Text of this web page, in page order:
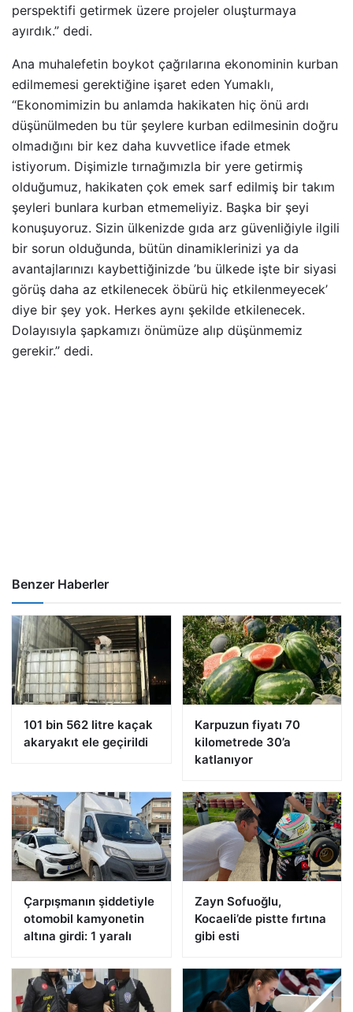
perspektifi getirmek üzere projeler oluşturmaya
ayırdık.” dedi.
Ana muhalefetin boykot çağrılarına ekonominin kurban
edilmemesi gerektiğine işaret eden Yumaklı,
“Ekonomimizin bu anlamda hakikaten hiç önü ardı
düşünülmeden bu tür şeylere kurban edilmesinin doğru
olmadığını bir kez daha kuvvetlice ifade etmek
istiyorum. Dişimizle tırnağımızla bir yere getirmiş
olduğumuz, hakikaten çok emek sarf edilmiş bir takım
şeyleri bunlara kurban etmemeliyiz. Başka bir şeyi
konuşuyoruz. Sizin ülkenizde gıda arz güvenliğiyle ilgili
bir sorun olduğunda, bütün dinamiklerinizi ya da
avantajlarınızı kaybettiğinizde ’bu ülkede işte bir siyasi
görüş daha az etkilenecek öbürü hiç etkilenmeyecek’
diye bir şey yok. Herkes aynı şekilde etkilenecek.
Dolayısıyla şapkamızı önümüze alıp düşünmemiz
gerekir.” dedi.
Benzer Haberler
101 bin 562 litre kaçak
akaryakıt ele geçirildi
Karpuzun fiyatı 70
kilometrede 30’a
katlanıyor
Çarpışmanın şiddetiyle
otomobil kamyonetin
altına girdi: 1 yaralı
Zayn Sofuoğlu,
Kocaeli’de pistte fırtına
gibi esti